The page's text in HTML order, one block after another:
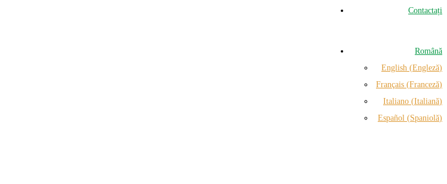
Contactați
Română
English (Engleză)
Français (Franceză)
Italiano (Italiană)
Español (Spaniolă)